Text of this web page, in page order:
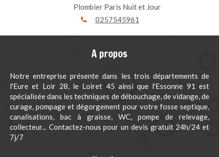
Plombier Paris Nuit et Jour
0257545961
A propos
Notre entreprise présente dans les trois départements de
l'Eure et Loir 28, le Loiret 45 ainsi que l'Essonne 91 est
spécialisée dans les techniques de débouchage, de vidange, de
curage, pompage et dégorgement pour votre fosse septique,
canalisations, bac à graisse, WC, pompe de relevage,
collecteur... Contactez-nous pour un devis gratuit 24h/24 et
7j/7